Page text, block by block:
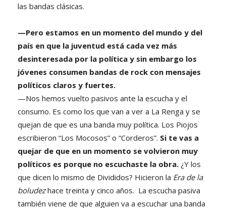
las bandas clásicas.
—Pero estamos en un momento del mundo y del
país en que la juventud está cada vez más
desinteresada por la política y sin embargo los
jóvenes consumen bandas de rock con mensajes
políticos claros y fuertes.
—Nos hemos vuelto pasivos ante la escucha y el
consumo. Es como los que van a ver a La Renga y se
quejan de que es una banda muy política. Los Piojos
escribieron “Los Mocosos” o “Corderos”. Si te vas a
quejar de que en un momento se volvieron muy
políticos es porque no escuchaste la obra. ¿Y los
que dicen lo mismo de Divididos? Hicieron la Era de la
boludezhace treinta y cinco años. La escucha pasiva
también viene de que alguien va a escuchar una banda